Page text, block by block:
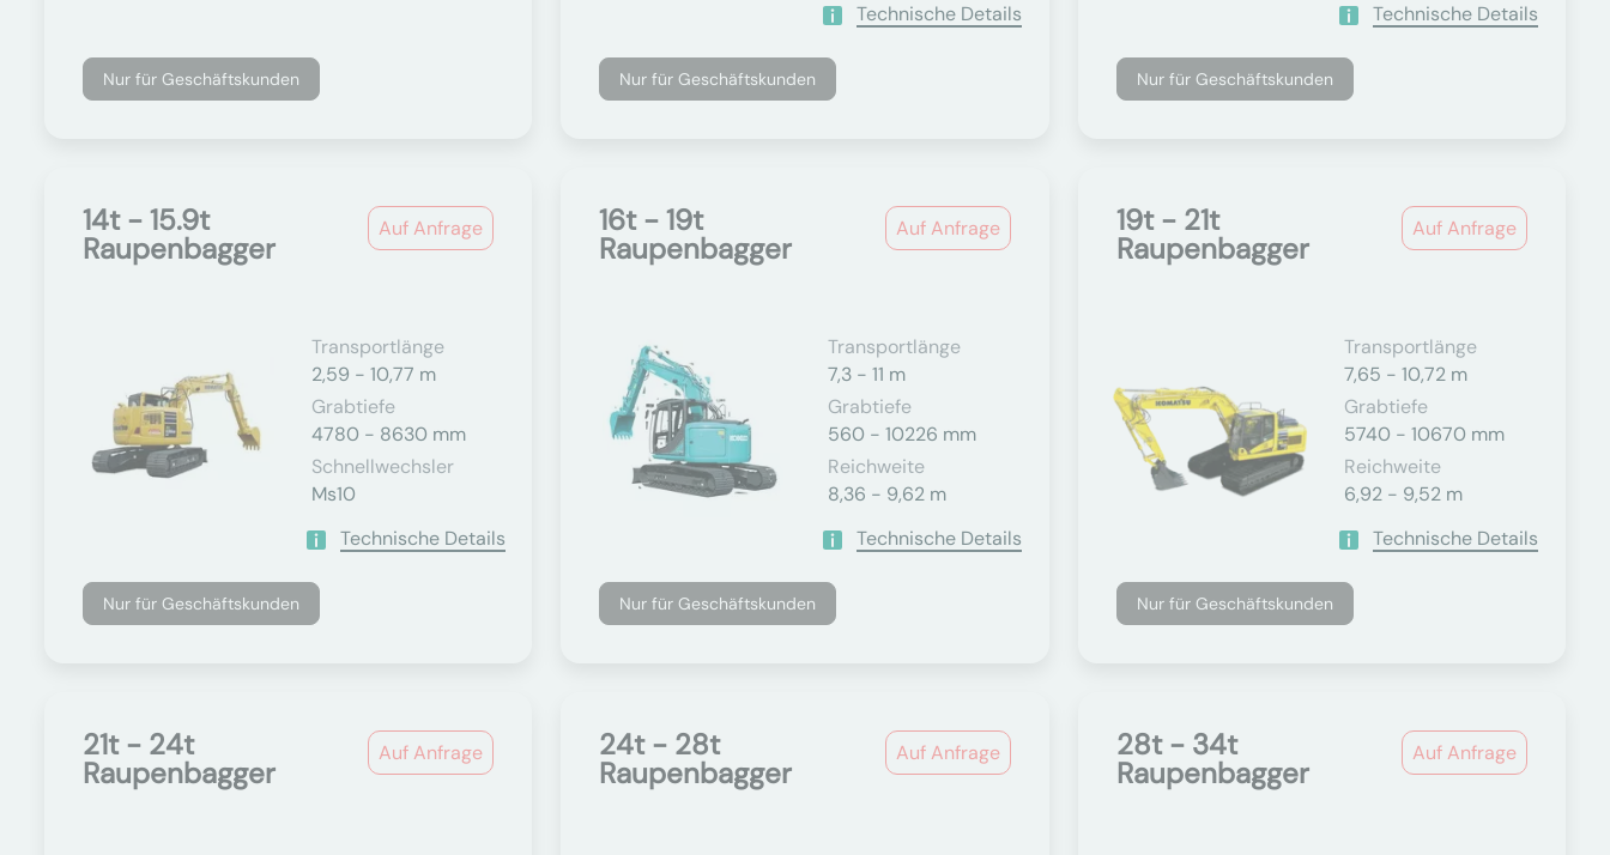
Nur für Geschäftskunden
Technische Details
Nur für Geschäftskunden
Technische Details
Nur für Geschäftskunden
Auf Anfrage
14t - 15.9t
Raupenbagger
Transportlänge
2,59 - 10,77 m
Grabtiefe
4780 - 8630 mm
Schnellwechsler
Ms10
Technische Details
Nur für Geschäftskunden
Auf Anfrage
16t - 19t
Raupenbagger
Transportlänge
7,3 - 11 m
Grabtiefe
560 - 10226 mm
Reichweite
8,36 - 9,62 m
Technische Details
Nur für Geschäftskunden
Auf Anfrage
19t - 21t
Raupenbagger
Transportlänge
7,65 - 10,72 m
Grabtiefe
5740 - 10670 mm
Reichweite
6,92 - 9,52 m
Technische Details
Nur für Geschäftskunden
Auf Anfrage
21t - 24t
Raupenbagger
Auf Anfrage
24t - 28t
Raupenbagger
Auf Anfrage
28t - 34t
Raupenbagger